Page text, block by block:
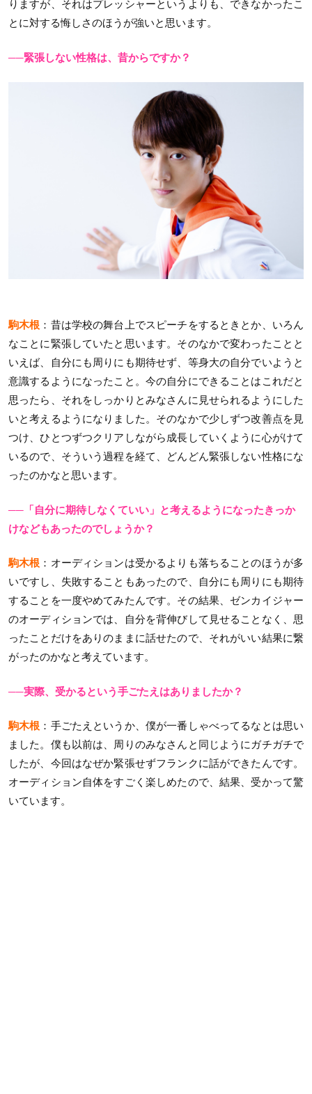
りますが、それはプレッシャーというよりも、できなかったこ
とに対する悔しさのほうが強いと思います。
──緊張しない性格は、昔からですか？
駒木根 ：昔は学校の舞台上でスピーチをするときとか、いろん
なことに緊張していたと思います。そのなかで変わったことと
いえば、自分にも周りにも期待せず、等身大の自分でいようと
意識するようになったこと。今の自分にできることはこれだと
思ったら、それをしっかりとみなさんに見せられるようにした
いと考えるようになりました。そのなかで少しずつ改善点を見
つけ、ひとつずつクリアしながら成長していくように心がけて
いるので、そういう過程を経て、どんどん緊張しない性格にな
ったのかなと思います。
──「自分に期待しなくていい」と考えるようになったきっか
けなどもあったのでしょうか？
駒木根 ：オーディションは受かるよりも落ちることのほうが多
いですし、失敗することもあったので、自分にも周りにも期待
することを一度やめてみたんです。その結果、ゼンカイジャー
のオーディションでは、自分を背伸びして見せることなく、思
ったことだけをありのままに話せたので、それがいい結果に繋
がったのかなと考えています。
──実際、受かるという手ごたえはありましたか？
駒木根 ：手ごたえというか、僕が一番しゃべってるなとは思い
ました。僕も以前は、周りのみなさんと同じようにガチガチで
したが、今回はなぜか緊張せずフランクに話ができたんです。
オーディション自体をすごく楽しめたので、結果、受かって驚
いています。